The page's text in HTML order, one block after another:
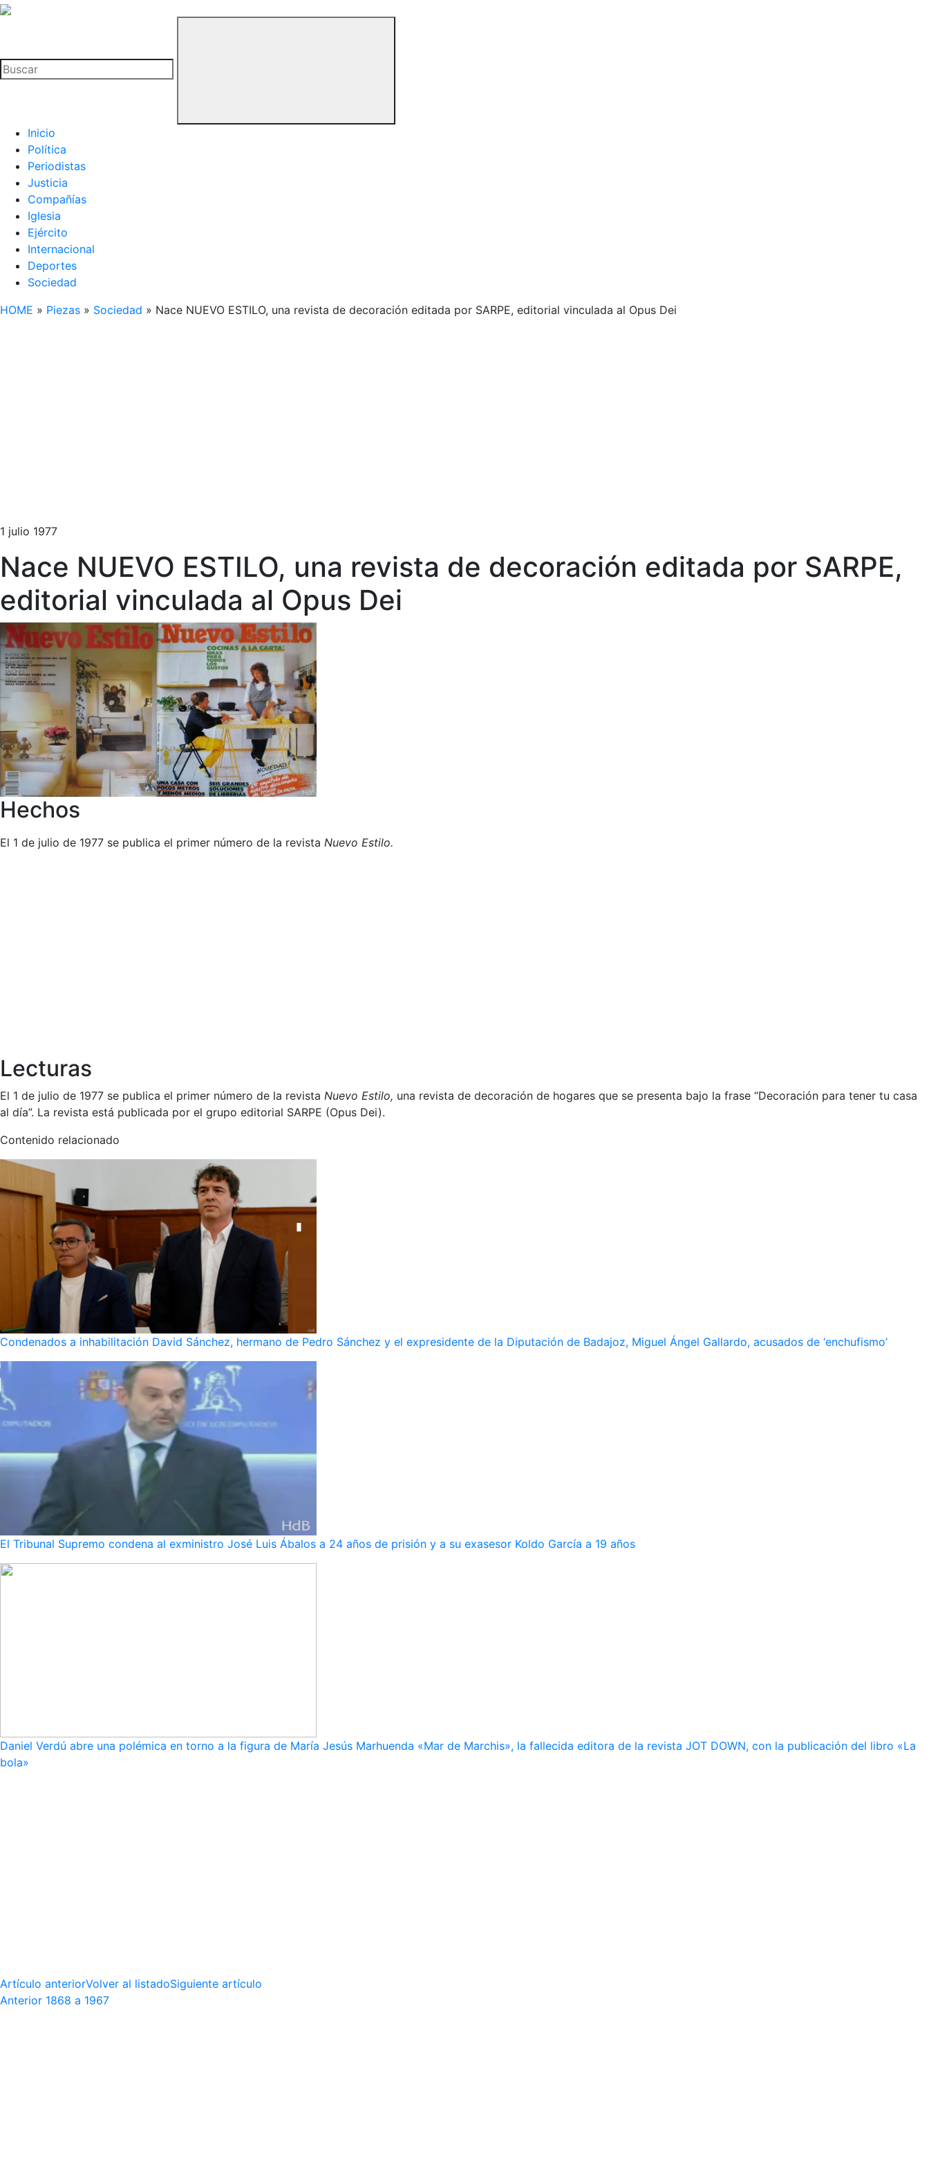
La
Buitre
Inicio
Política
Periodistas
Justicia
Compañías
Iglesia
Ejército
Internacional
Deportes
Sociedad
HOME » Piezas » Sociedad » Nace NUEVO ESTILO, una revista de decoración editada por SARPE, editorial vinculada al Opus Dei
1 julio 1977
Nace NUEVO ESTILO, una revista de decoración editada por SARPE,
editorial vinculada al Opus Dei
Hechos
El 1 de julio de 1977 se publica el primer número de la revista Nuevo Estilo.
Lecturas
El 1 de julio de 1977 se publica el primer número de la revista Nuevo Estilo, una revista de decoración de hogares que se presenta bajo la frase “Decoración para tener tu casa
al día”. La revista está publicada por el grupo editorial SARPE (Opus Dei).
Contenido relacionado
Condenados a inhabilitación David Sánchez, hermano de Pedro Sánchez y el expresidente de la Diputación de Badajoz, Miguel Ángel Gallardo, acusados de ‘enchufismo’
El Tribunal Supremo condena al exministro José Luis Ábalos a 24 años de prisión y a su exasesor Koldo García a 19 años
Daniel Verdú abre una polémica en torno a la figura de María Jesús Marhuenda «Mar de Marchis», la fallecida editora de la revista JOT DOWN, con la publicación del libro «La
bola»
Artículo anteriorVolver al listadoSiguiente artículo
Anterior 1868 a 1967